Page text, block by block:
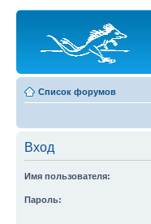
Список форумов
Вход
Имя пользователя:
Пароль: